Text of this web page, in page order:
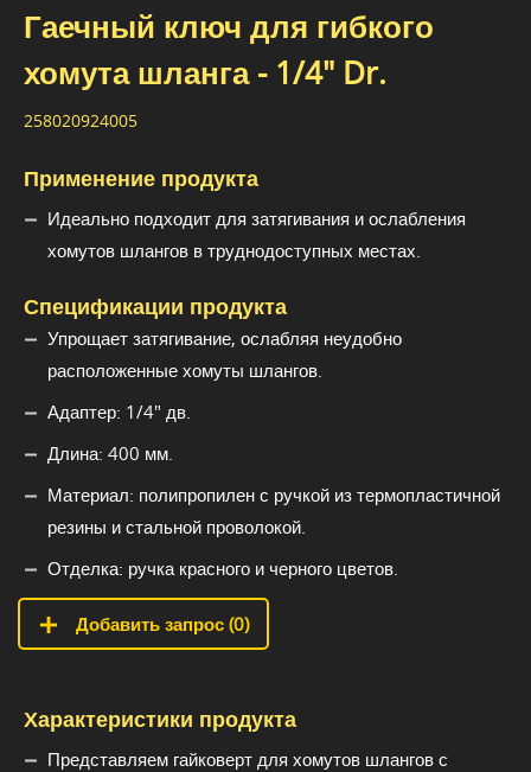
Гаечный ключ для гибкого
хомута шланга - 1/4" Dr.
258020924005
Применение продукта
Идеально подходит для затягивания и ослабления
хомутов шлангов в труднодоступных местах.
Спецификации продукта
Упрощает затягивание, ослабляя неудобно
расположенные хомуты шлангов.
Адаптер: 1/4" дв.
Длина: 400 мм.
Материал: полипропилен с ручкой из термопластичной
резины и стальной проволокой.
Отделка: ручка красного и черного цветов.
Добавить запрос (0)
Характеристики продукта
Представляем гайковерт для хомутов шлангов с